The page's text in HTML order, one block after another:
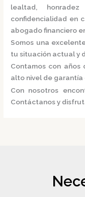
lealtad,
confidencialidad en
abogado financiero
Somos una
tu situación actual y
Contamos con años
alto nivel de garantía
Con nosotros
Contáctanos y